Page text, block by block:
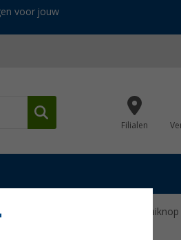
voor jouw
Filialen
afstandsbediening met